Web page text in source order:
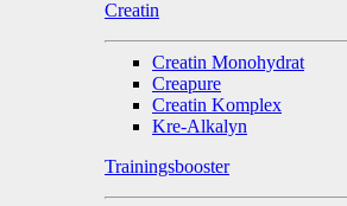
Creatin
Creatin Monohydrat
Creapure
Creatin Komplex
Kre-Alkalyn
Trainingsbooster